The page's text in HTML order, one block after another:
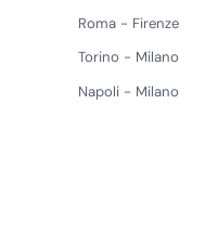
Roma - Firenze
Torino - Milano
Napoli - Milano